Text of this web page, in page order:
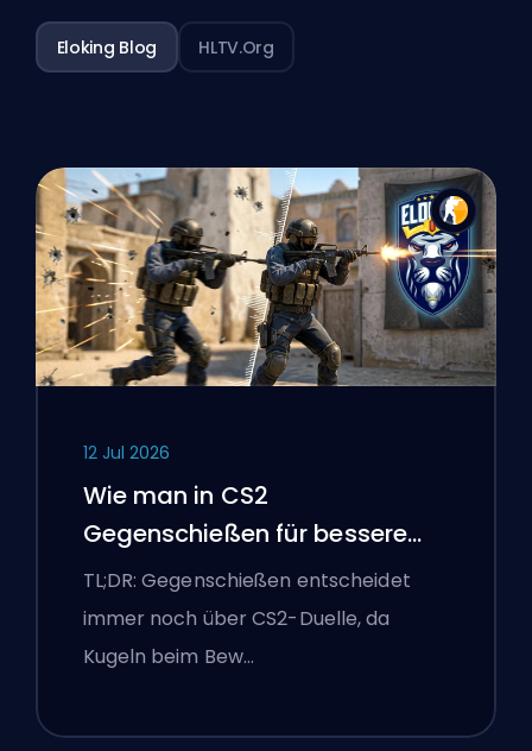
Eloking Blog HLTV.org
12 Jul 2026
Wie man in CS2
Gegenschießen für bessere
Genauigkeit
TL;DR: Gegenschießen entscheidet
immer noch über CS2-Duelle, da
Kugeln beim Bew…